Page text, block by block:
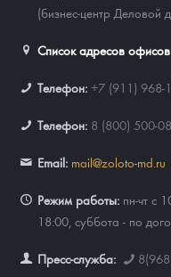
(бизнес-центр
Список адресов
Телефон: +7 (911) 968-
Телефон: 8 (800) 500-
Email: mail@zoloto-md.ru
Режим работы: пн-чт с
18:00, суббота - по
Пресс-служба: